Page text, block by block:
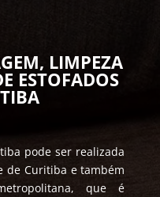
LIMPEZA
ESTOFADOS
pode ser realizada
de Curitiba e também
que é